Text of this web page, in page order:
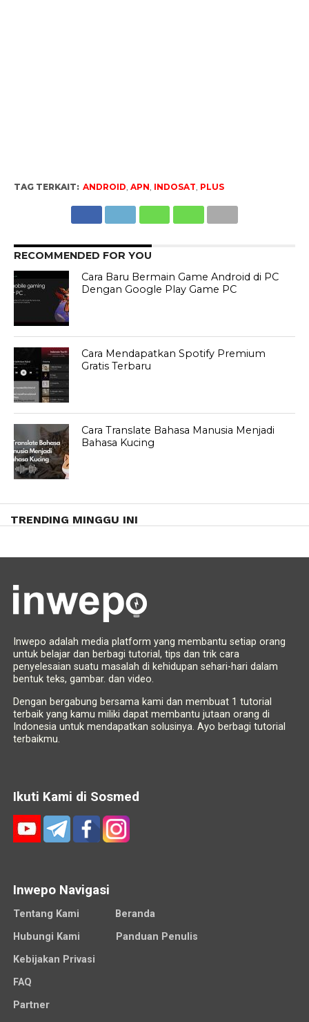
TAG TERKAIT: ANDROID APN INDOSAT PLUS
RECOMMENDED FOR YOU
Cara Baru Bermain Game Android di PC
Dengan Google Play Game PC
Cara Mendapatkan Spotify Premium
Gratis Terbaru
Cara Translate Bahasa Manusia Menjadi
Bahasa Kucing
TRENDING MINGGU INI
Inwepo adalah media platform yang membantu setiap orang
untuk belajar dan berbagi tutorial, tips dan trik cara
penyelesaian suatu masalah di kehidupan sehari-hari dalam
bentuk teks, gambar. dan video.
Dengan bergabung bersama kami dan membuat 1 tutorial
terbaik yang kamu miliki dapat membantu jutaan orang di
Indonesia untuk mendapatkan solusinya. Ayo berbagi tutorial
terbaikmu.
Ikuti Kami di Sosmed
Inwepo Navigasi
Tentang Kami
Beranda
Hubungi Kami
Panduan Penulis
Kebijakan Privasi
FAQ
Partner